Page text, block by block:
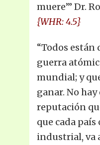
muere’” Dr.
{WHR: 4.5}
“Todos están
guerra
mundial; y
ganar. No
reputación
que cada país
industrial, va